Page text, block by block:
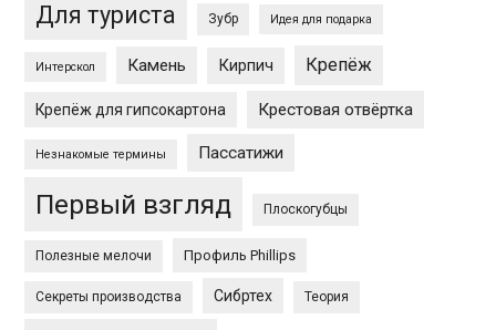
Для туриста Зубр Идея для подарка
Интерскол Камень Кирпич Крепёж
Крепёж для гипсокартона Крестовая отвёртка
Незнакомые термины Пассатижи
Первый взгляд Плоскогубцы
Полезные мелочи Профиль Phillips
Секреты производства Сибртех Теория